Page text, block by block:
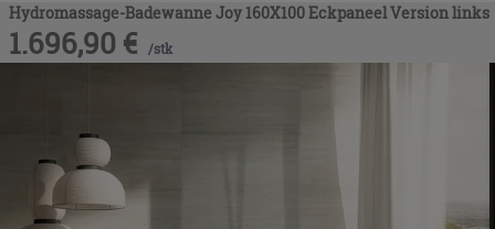
Hydromassage-Badewanne Joy 160X100 Eckpaneel Version links
1.696,90 € /stk